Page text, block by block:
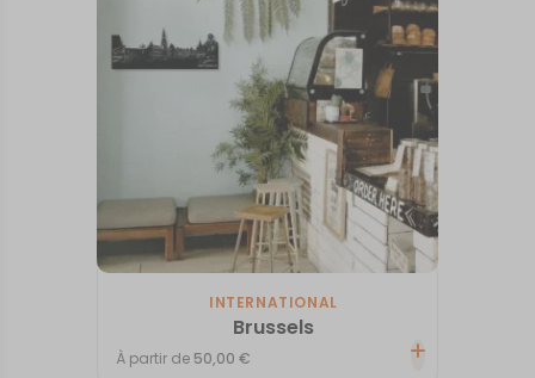
INTERNATIONAL
Brussels
À partir de 50,00€